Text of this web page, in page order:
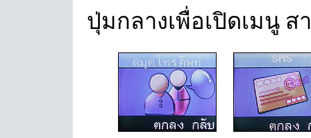
ปุ่มกลางเพื่อเปิดเมนู